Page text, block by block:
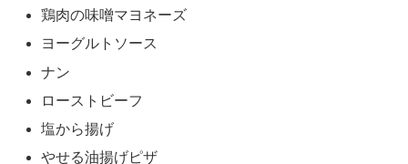
鶏肉の味噌マヨネーズ
ヨーグルトソース
ナン
ローストビーフ
塩から揚げ
やせる油揚げピザ